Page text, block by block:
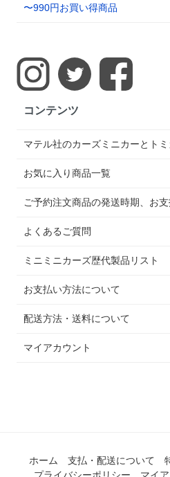
〜990円お買い得商品
コンテンツ
マテル社のカーズミニカーとト
お気に入り商品一覧
ご予約注文商品の発送時期、お支
よくあるご質問
ミニミニカーズ歴代製品リスト
お支払い方法について
配送方法・送料について
マイアカウント
ホーム 支払・配送について